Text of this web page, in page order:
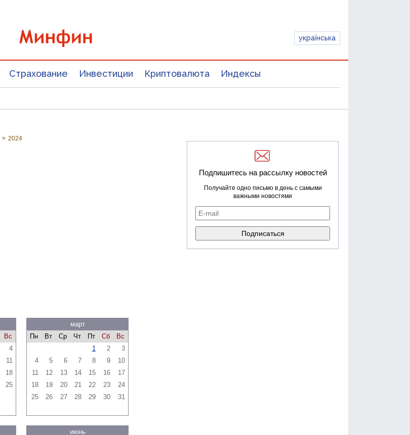
українська
Страхование Инвестиции Криптовалюта Индексы
» 2024
Вс
4
11
18
25
март
Пн
Вт Ср Чт Пт Сб
Вс
1
2
3
4
5 6 7 8 9
10
11
12 13 14 15 16
17
18
19 20 21 22 23
24
25
26 27 28 29 30 31
июнь
Подпишитесь на рассылку новостей
Получайте одно письмо в день с самыми
важными новостями